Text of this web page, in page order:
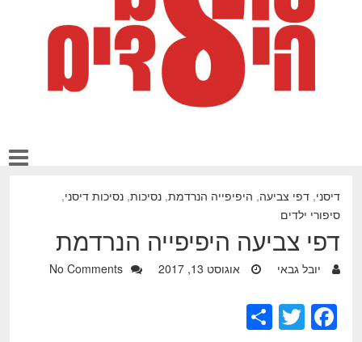
דיסני, דפי צביעה, היפיפייה הנרדמת, נסיכות, נסיכות דיסני,
סיפורי ילדים
דפי צביעה היפיפייה הנרדמת
יובל גבאי אוגוסט 13, 2017 No Comments
F
T